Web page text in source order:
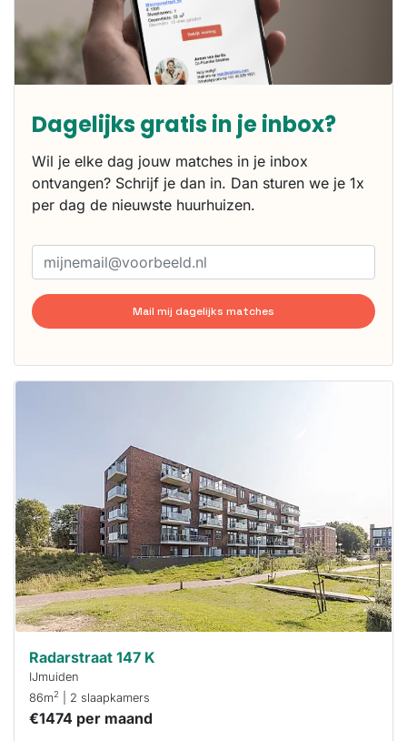
Dagelijks gratis in je inbox?
Wil je elke dag jouw matches in je inbox
ontvangen? Schrijf je dan in. Dan sturen we je 1x
per dag de nieuwste huurhuizen.
Mail mij dagelijks matches
maken moet je
reageren.
Stekkies helpt
je hierbij!
Radarstraat 147 K
IJmuiden
86m2 | 2 slaapkamers
€1474 per maand